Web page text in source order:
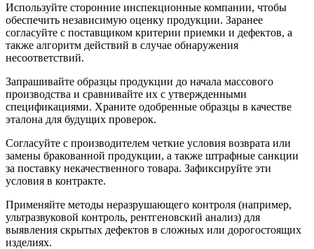
Используйте сторонние инспекционные компании, чтобы
обеспечить независимую оценку продукции. Заранее
согласуйте с поставщиком критерии приемки и дефектов, а
также алгоритм действий в случае обнаружения
несоответствий.
Запрашивайте образцы продукции до начала массового
производства и сравнивайте их с утвержденными
спецификациями. Храните одобренные образцы в качестве
эталона для будущих проверок.
Согласуйте с производителем четкие условия возврата или
замены бракованной продукции, а также штрафные санкции
за поставку некачественного товара. Зафиксируйте эти
условия в контракте.
Применяйте методы неразрушающего контроля (например,
ультразвуковой контроль, рентгеновский анализ) для
выявления скрытых дефектов в сложных или дорогостоящих
изделиях.